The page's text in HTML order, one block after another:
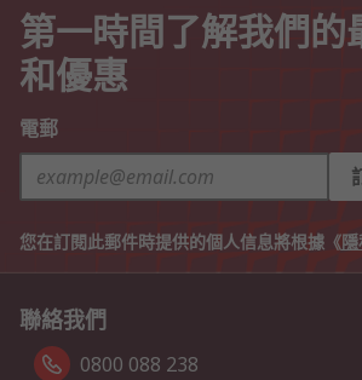
第一時間了解我們的
和優惠
電郵
您在訂閱此郵件時提供的個人信息將根據《
聯絡我們
0800 088 238